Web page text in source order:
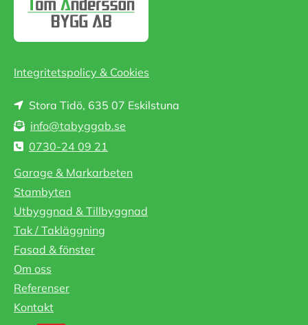
Integritetspolicy & Cookies
 Stora Tidö, 635 07 Eskilstuna
 info@tabyggab.se

0730-24 09 21
Garage & Markarbeten
Stambyten
Utbyggnad & Tillbyggnad
Tak / Takläggning
Fasad & fönster
Om oss
Referenser
Kontakt